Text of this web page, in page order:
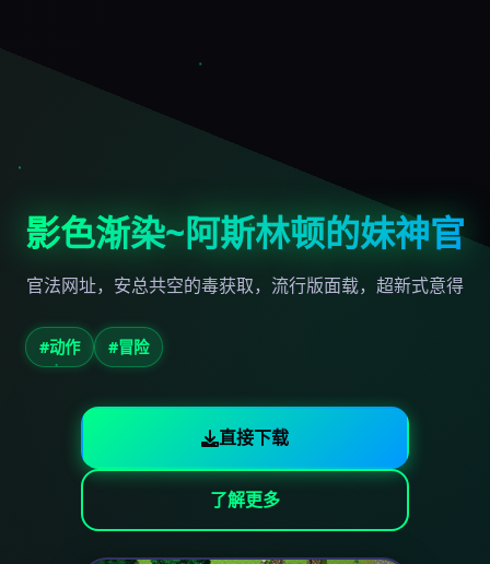
影色渐染~阿斯林顿的妹神官
官法网址，安总共空的毒获取，流行版面载，超新式意得
#动作 #冒险
直接下载
了解更多